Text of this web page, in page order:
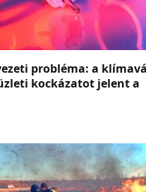
probléma: a
kockázatot jelent a